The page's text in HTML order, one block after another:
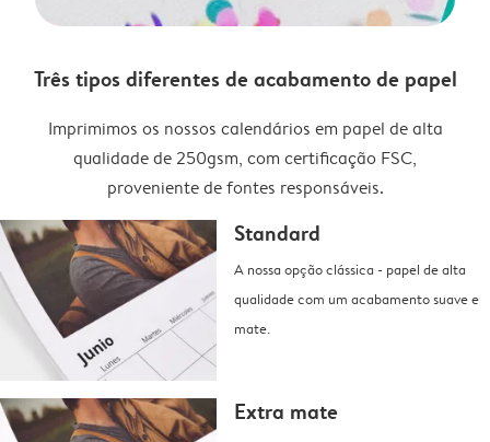
Três tipos diferentes de acabamento de papel
Imprimimos os nossos calendários em papel de alta
qualidade de 250gsm, com certificação FSC,
proveniente de fontes responsáveis.
Standard
A nossa opção clássica - papel de alta
qualidade com um acabamento suave e
mate.
Extra mate